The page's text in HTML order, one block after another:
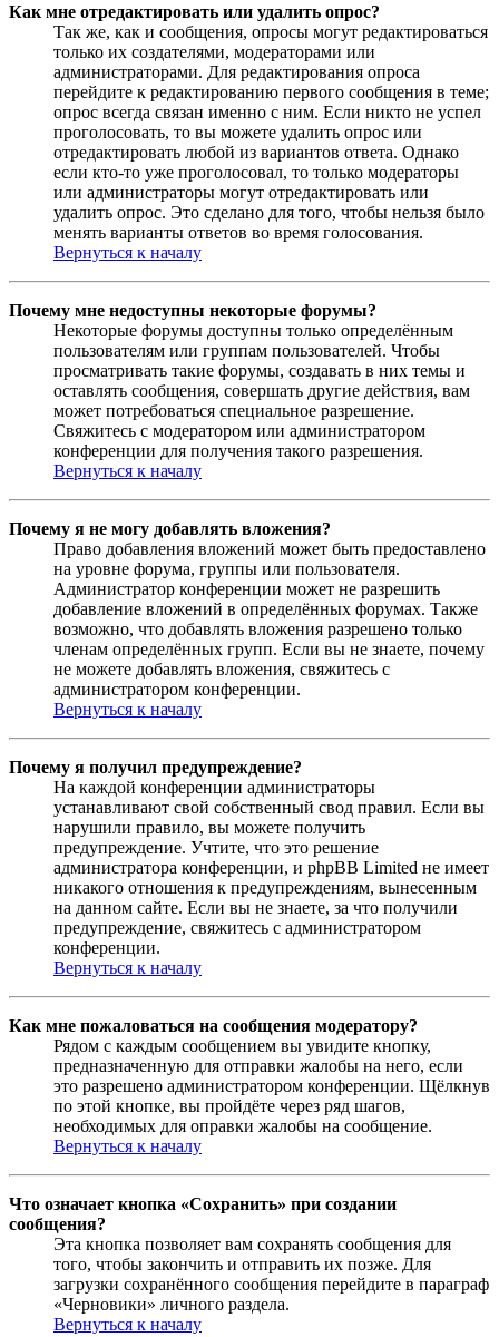
Как мне отредактировать или удалить опрос?
Так же, как и сообщения, опросы могут редактироваться
только их создателями, модераторами или
администраторами. Для редактирования опроса
перейдите к редактированию первого сообщения в теме;
опрос всегда связан именно с ним. Если никто не успел
проголосовать, то вы можете удалить опрос или
отредактировать любой из вариантов ответа. Однако
если кто-то уже проголосовал, то только модераторы
или администраторы могут отредактировать или
удалить опрос. Это сделано для того, чтобы нельзя было
менять варианты ответов во время голосования.
Вернуться к началу
Почему мне недоступны некоторые форумы?
Некоторые форумы доступны только определённым
пользователям или группам пользователей. Чтобы
просматривать такие форумы, создавать в них темы и
оставлять сообщения, совершать другие действия, вам
может потребоваться специальное разрешение.
Свяжитесь с модератором или администратором
конференции для получения такого разрешения.
Вернуться к началу
Почему я не могу добавлять вложения?
Право добавления вложений может быть предоставлено
на уровне форума, группы или пользователя.
Администратор конференции может не разрешить
добавление вложений в определённых форумах. Также
возможно, что добавлять вложения разрешено только
членам определённых групп. Если вы не знаете, почему
не можете добавлять вложения, свяжитесь с
администратором конференции.
Вернуться к началу
Почему я получил предупреждение?
На каждой конференции администраторы
устанавливают свой собственный свод правил. Если вы
нарушили правило, вы можете получить
предупреждение. Учтите, что это решение
администратора конференции, и phpBB Limited не имеет
никакого отношения к предупреждениям, вынесенным
на данном сайте. Если вы не знаете, за что получили
предупреждение, свяжитесь с администратором
конференции.
Вернуться к началу
Как мне пожаловаться на сообщения модератору?
Рядом с каждым сообщением вы увидите кнопку,
предназначенную для отправки жалобы на него, если
это разрешено администратором конференции. Щёлкнув
по этой кнопке, вы пройдёте через ряд шагов,
необходимых для оправки жалобы на сообщение.
Вернуться к началу
Что означает кнопка «Сохранить» при создании
сообщения?
Эта кнопка позволяет вам сохранять сообщения для
того, чтобы закончить и отправить их позже. Для
загрузки сохранённого сообщения перейдите в параграф
«Черновики» личного раздела.
Вернуться к началу